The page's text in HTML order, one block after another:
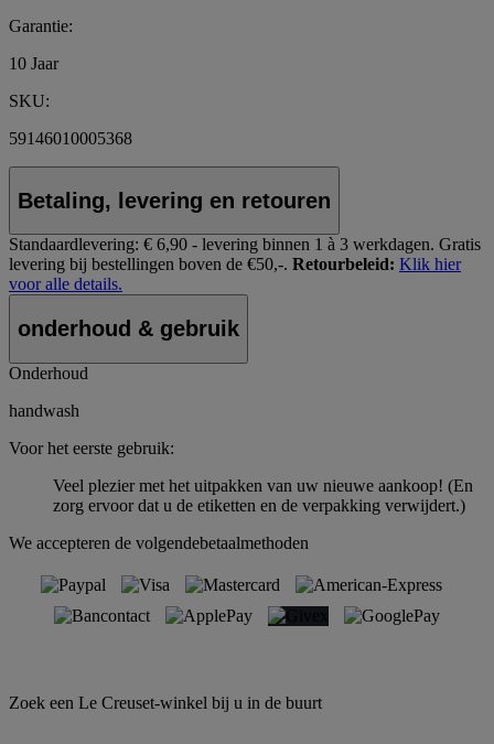
Garantie:
10 Jaar
SKU:
59146010005368
Betaling, levering en retouren
Standaardlevering: € 6,90 - levering binnen 1 à 3 werkdagen. Gratis
levering bij bestellingen boven de €50,-. Retourbeleid: Klik hier
voor alle details.
onderhoud & gebruik
Onderhoud
handwash
Voor het eerste gebruik:
Veel plezier met het uitpakken van uw nieuwe aankoop! (En
zorg ervoor dat u de etiketten en de verpakking verwijdert.)
We accepteren de volgendebetaalmethoden
Zoek een Le Creuset-winkel bij u in de buurt